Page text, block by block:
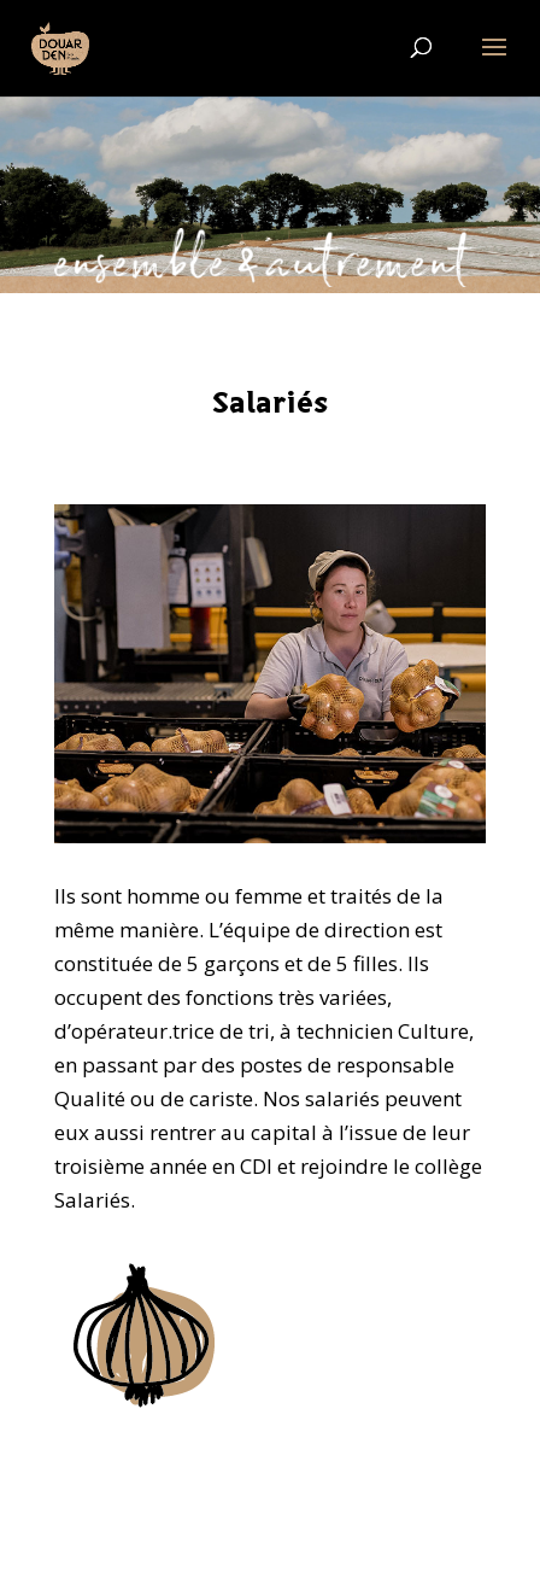
Salariés
Ils sont homme ou femme et traités de la
même manière. L’équipe de direction est
constituée de 5 garçons et de 5 filles. Ils
occupent des fonctions très variées,
d’opérateur.trice de tri, à technicien Culture,
en passant par des postes de responsable
Qualité ou de cariste. Nos salariés peuvent
eux aussi rentrer au capital à l’issue de leur
troisième année en CDI et rejoindre le collège
Salariés.